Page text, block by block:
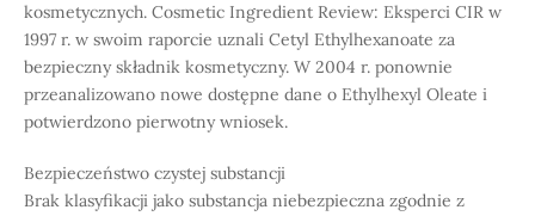
kosmetycznych. Cosmetic Ingredient Review: Eksperci CIR w
1997 r. w swoim raporcie uznali Cetyl Ethylhexanoate za
bezpieczny składnik kosmetyczny. W 2004 r. ponownie
przeanalizowano nowe dostępne dane o Ethylhexyl Oleate i
potwierdzono pierwotny wniosek.
Bezpieczeństwo czystej substancji
Brak klasyfikacji jako substancja niebezpieczna zgodnie z